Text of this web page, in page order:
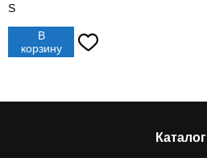
S
В
корзину
Каталог